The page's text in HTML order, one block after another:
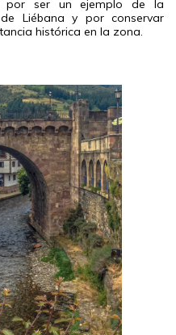
por ser un ejemplo de la
Liébana y por conservar
histórica en la zona.